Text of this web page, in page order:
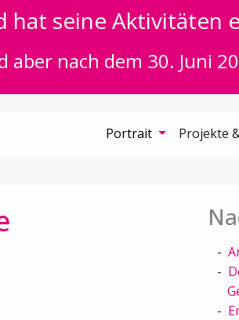
hat seine Aktivitäten
nach dem 30. Juni
Portrait Projekte